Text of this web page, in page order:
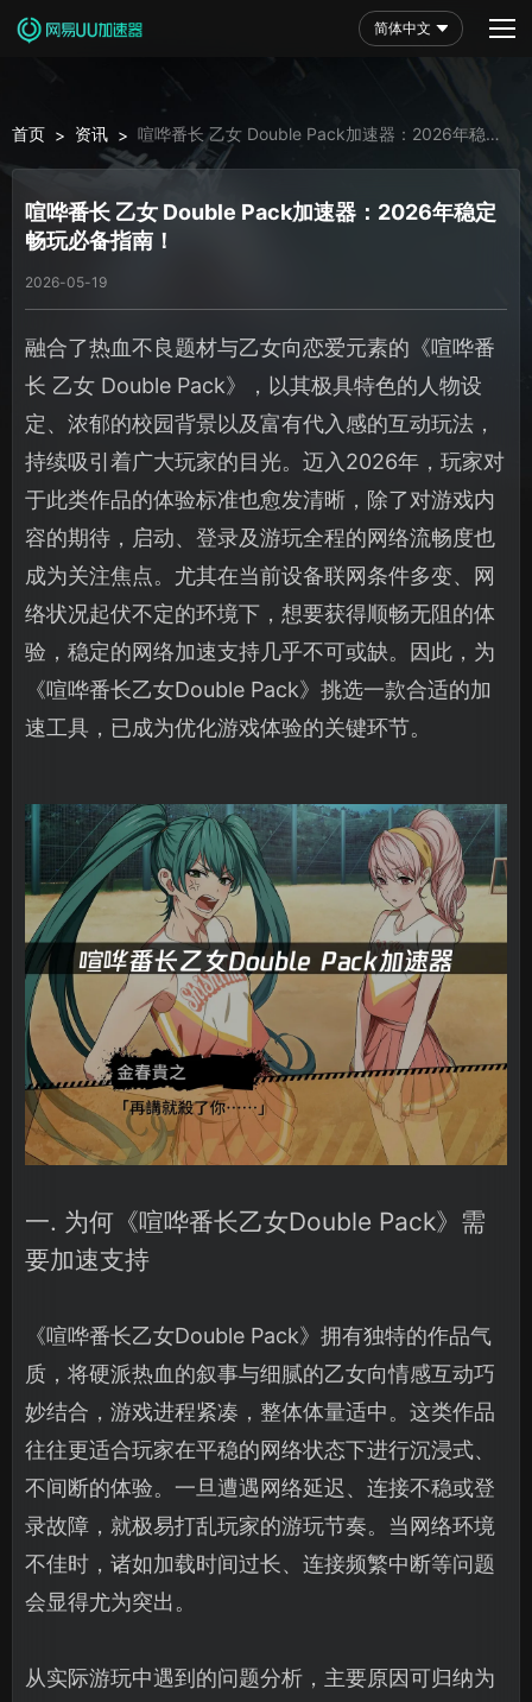
简体中文
首页 > 资讯 > 喧哗番长 乙女 Double Pack加速器：2026年稳定
畅玩必备指南！
喧哗番长 乙女 Double Pack加速器：2026年稳定
畅玩必备指南！
2026-05-19
融合了热血不良题材与乙女向恋爱元素的《喧哗番
长 乙女 Double Pack》，以其极具特色的人物设
定、浓郁的校园背景以及富有代入感的互动玩法，
持续吸引着广大玩家的目光。迈入2026年，玩家对
于此类作品的体验标准也愈发清晰，除了对游戏内
容的期待，启动、登录及游玩全程的网络流畅度也
成为关注焦点。尤其在当前设备联网条件多变、网
络状况起伏不定的环境下，想要获得顺畅无阻的体
验，稳定的网络加速支持几乎不可或缺。因此，为
《喧哗番长乙女Double Pack》挑选一款合适的加
速工具，已成为优化游戏体验的关键环节。
一. 为何《喧哗番长乙女Double Pack》需
要加速支持
《喧哗番长乙女Double Pack》拥有独特的作品气
质，将硬派热血的叙事与细腻的乙女向情感互动巧
妙结合，游戏进程紧凑，整体体量适中。这类作品
往往更适合玩家在平稳的网络状态下进行沉浸式、
不间断的体验。一旦遭遇网络延迟、连接不稳或登
录故障，就极易打乱玩家的游玩节奏。当网络环境
不佳时，诸如加载时间过长、连接频繁中断等问题
会显得尤为突出。
从实际游玩中遇到的问题分析，主要原因可归纳为